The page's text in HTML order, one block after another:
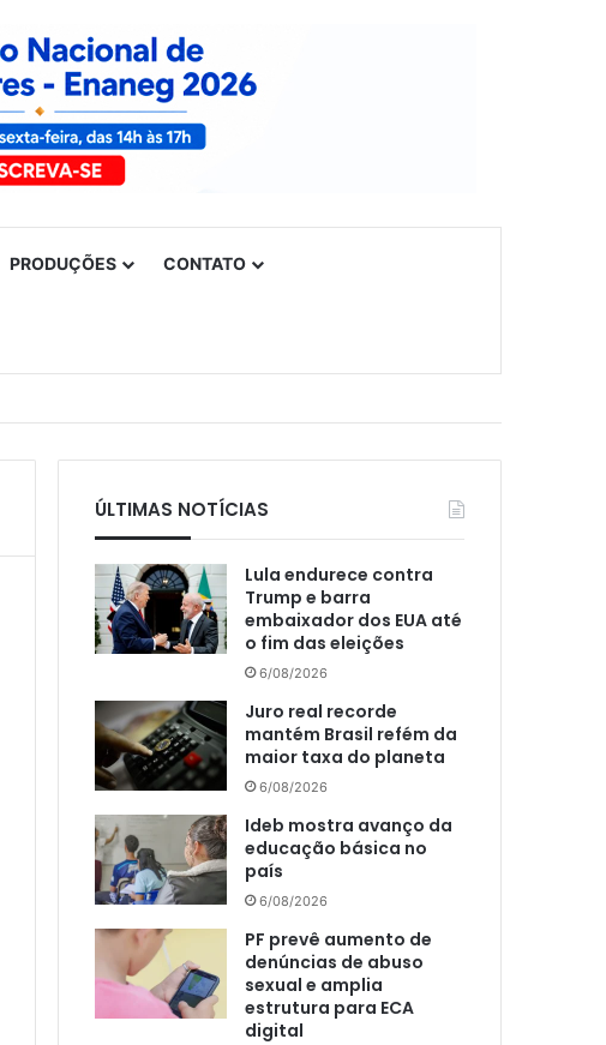
PRODUÇÕES CONTATO
ÚLTIMAS NOTÍCIAS
Lula endurece contra
Trump e barra
embaixador dos EUA até
o fim das eleições
6/08/2026
Juro real recorde
mantém Brasil refém da
maior taxa do planeta
6/08/2026
Ideb mostra avanço da
educação básica no
país
6/08/2026
PF prevê aumento de
denúncias de abuso
sexual e amplia
estrutura para ECA
digital